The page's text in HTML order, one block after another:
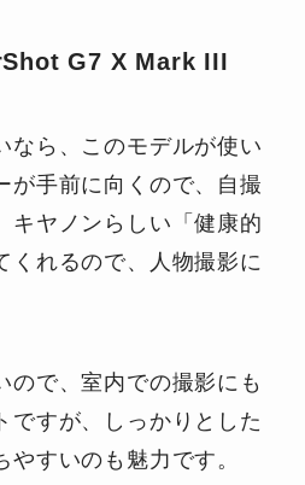
G7 X Mark III
なら、このモデルが使い
が手前に向くので、自撮
キヤノンらしい「健康的
くれるので、人物撮影に
ので、室内での撮影にも
ですが、しっかりとした
すいのも魅力です。